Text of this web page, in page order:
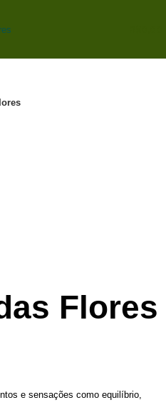
Flores
e sensações como equilíbrio,